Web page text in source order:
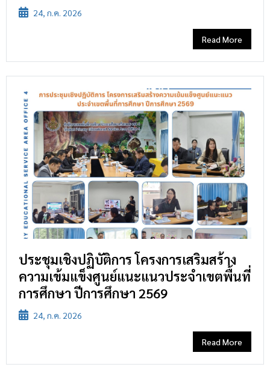
24, ก.ค. 2026
Read More
ประชุมเชิงปฏิบัติการ โครงการเสริมสร้าง
ความเข้มแข็งศูนย์แนะแนวประจำเขตพื้นที่
การศึกษา ปีการศึกษา 2569
24, ก.ค. 2026
Read More